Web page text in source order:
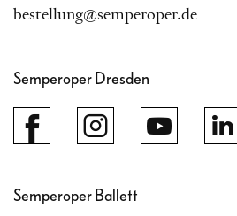
bestellung@semperoper.de
Semperoper Dresden
Semperoper Ballett